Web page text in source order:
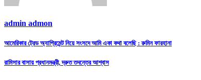
admin admon
Post
navigation
আমেরিকার ট্রেড অ্যাগ্রিমেন্ট নিয়ে সংসদে আমি একা কথা বলেছি : রুমিন ফারহানা
রামিসার বাসায় প্রধানমন্ত্রী, দ্রুত তদন্তের আশ্বাস